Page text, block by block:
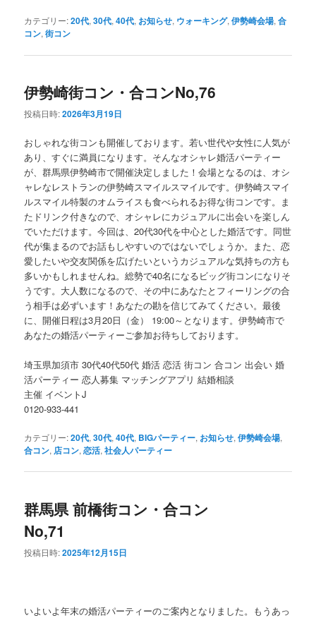
カテゴリー:20代,30代,40代, お知らせ, ウォーキング,伊勢崎会場,合
コン,街コン
伊勢崎街コン・合コンNo,76
投稿日時:2026年3月19日
おしゃれな街コンも開催しております。若い世代や女性に人気が
あり、すぐに満員になります。そんなオシャレ婚活パーティー
が、群馬県伊勢崎市で開催決定しました！会場となるのは、オシ
ャレなレストランの伊勢崎スマイルスマイルです。伊勢崎スマイ
ルスマイル特製のオムライスも食べられるお得な街コンです。ま
たドリンク付きなので、オシャレにカジュアルに出会いを楽しん
でいただけます。今回は、20代30代を中心とした婚活です。同世
代が集まるのでお話もしやすいのではないでしょうか。また、恋
愛したいや交友関係を広げたいというカジュアルな気持ちの方も
多いかもしれませんね。総勢で40名になるビッグ街コンになりそ
うです。大人数になるので、その中にあなたとフィーリングの合
う相手は必ずいます！あなたの勘を信じてみてください。最後
に、開催日程は3月20日（金） 19:00～となります。伊勢崎市で
あなたの婚活パーティーご参加お待ちしております。
埼玉県加須市 30代40代50代 婚活 恋活 街コン 合コン 出会い 婚
活パーティー 恋人募集 マッチングアプリ 結婚相談
主催 イベントJ
0120-933-441
カテゴリー:20代,30代,40代, BIGパーティー, お知らせ,伊勢崎会場,
合コン, 店コン,恋活,社会人パーティー
群馬県 前橋街コン・合コン
No,71
投稿日時:2025年12月15日
いよいよ年末の婚活パーティーのご案内となりました。もうあっ